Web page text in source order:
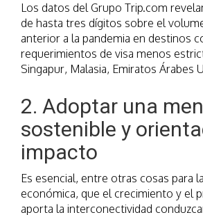
Los datos del Grupo Trip.com
de hasta tres dígitos sobre el
anterior a la pandemia en destinos
requerimientos de visa menos
Singapur, Malasia, Emiratos Árabes
2. Adoptar una
sostenible y
impacto
Es esencial, entre otras cosas para
económica, que el crecimiento y el
aporta la interconectividad